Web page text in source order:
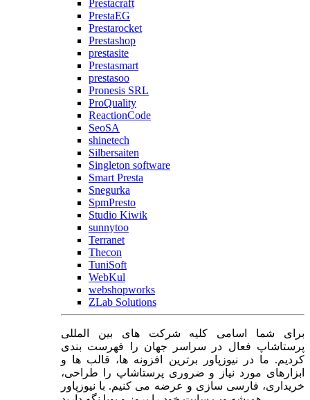
Prestacraft
PrestaEG
Prestarocket
Prestashop
prestasite
Prestasmart
prestasoo
Pronesis SRL
ProQuality
ReactionCode
SeoSA
shinetech
Silbersaiten
Singleton software
Smart Presta
Snegurka
SpmPresto
Studio Kiwik
sunnytoo
Terranet
Thecon
TuniSoft
WebKul
webshopworks
ZLab Solutions
برای شما اسامی کلیه شرکت های بین المللی
پرستاشاپ فعال در سراسر جهان را فهرست بندی
کردیم. ما در نیوزپاور برترین افزونه ها، قالب ها و
ابزارهای مورد نیاز و ضروری پرستاشاپ را طراحی،
خریداری، فارسی سازی و عرضه می کنیم. با نیوزپاور